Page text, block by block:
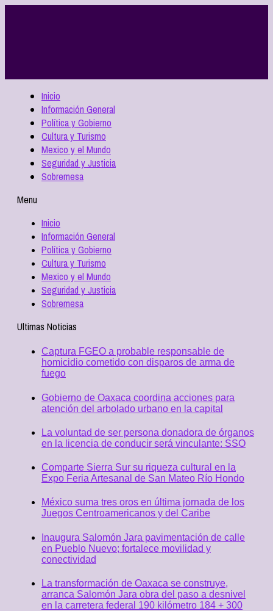
Inicio
Información General
Política y Gobierno
Cultura y Turismo
Mexico y el Mundo
Seguridad y Justicia
Sobremesa
Menu
Inicio
Información General
Política y Gobierno
Cultura y Turismo
Mexico y el Mundo
Seguridad y Justicia
Sobremesa
Ultimas Noticias
Captura FGEO a probable responsable de
homicidio cometido con disparos de arma de
fuego
Gobierno de Oaxaca coordina acciones para
atención del arbolado urbano en la capital
La voluntad de ser persona donadora de órganos
en la licencia de conducir será vinculante: SSO
Comparte Sierra Sur su riqueza cultural en la
Expo Feria Artesanal de San Mateo Río Hondo
México suma tres oros en última jornada de los
Juegos Centroamericanos y del Caribe
Inaugura Salomón Jara pavimentación de calle
en Pueblo Nuevo; fortalece movilidad y
conectividad
La transformación de Oaxaca se construye,
arranca Salomón Jara obra del paso a desnivel
en la carretera federal 190 kilómetro 184 + 300